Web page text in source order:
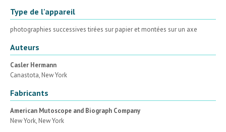
Type de l'appareil
photographies successives tirées sur papier et montées sur un axe
Auteurs
Casler Hermann
Canastota, New York
Fabricants
American Mutoscope and Biograph Company
New York, New York